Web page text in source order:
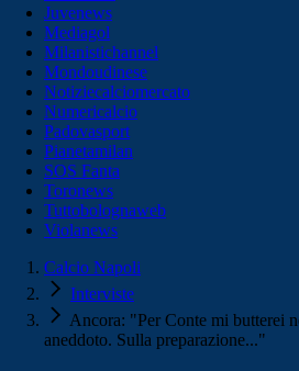
Juvenews
Mediagol
Milanistichannel
Mondoudinese
Notiziecalciomercato
Numericalcio
Padovasport
Pianetamilan
SOS Fanta
Toronews
Tuttobolognaweb
Violanews
Calcio Napoli
Interviste
Ancora: "Per Conte mi butterei
aneddoto. Sulla preparazione..."